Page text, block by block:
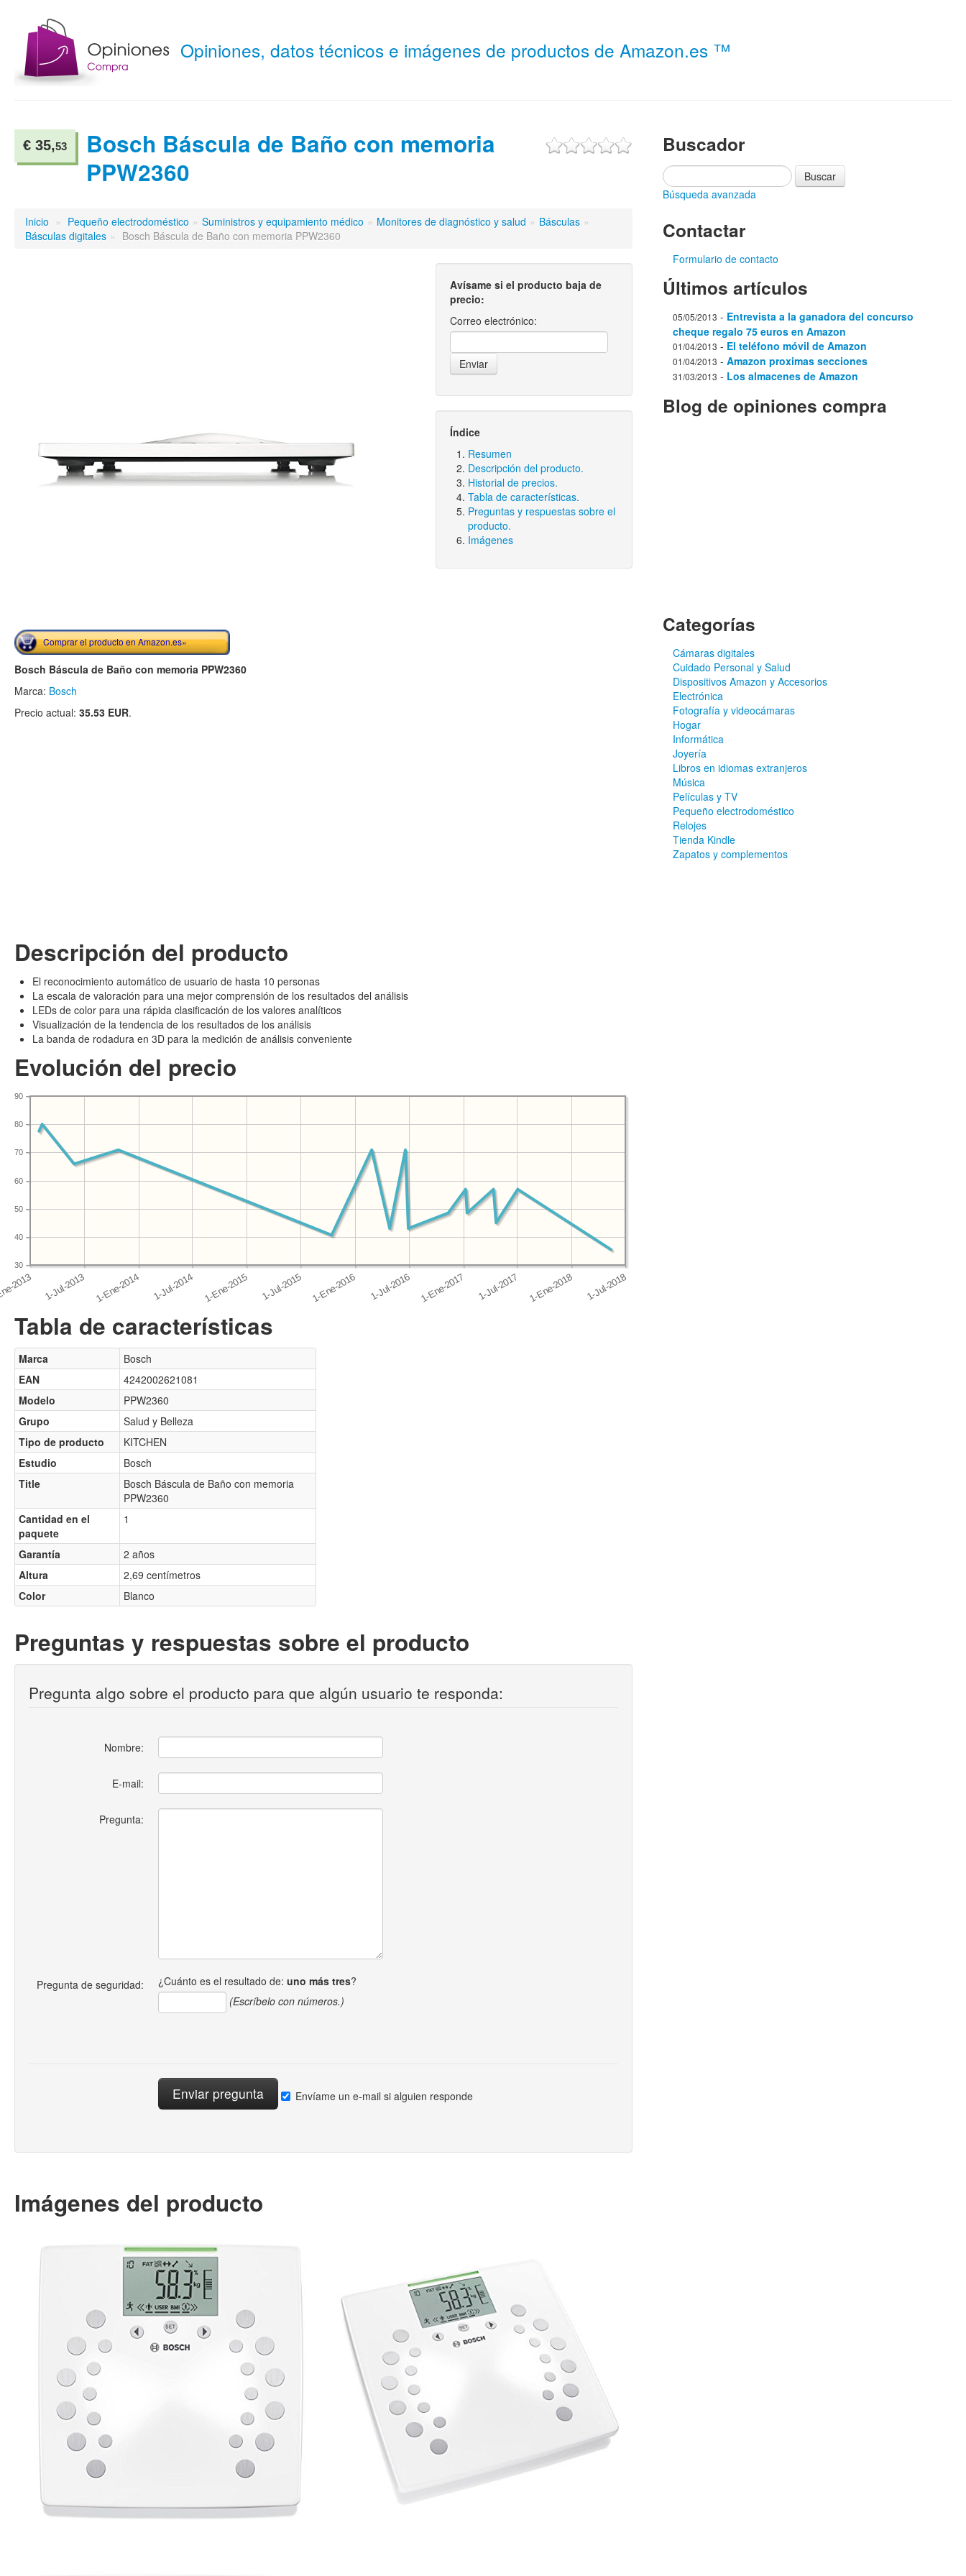
Opiniones, datos técnicos e imágenes de productos de Amazon.es ™
€ 35,53
Bosch Báscula de Baño con memoria
PPW2360
Inicio » Pequeño electrodoméstico » Suministros y equipamiento médico » Monitores de diagnóstico y salud » Básculas »
Básculas digitales » Bosch Báscula de Baño con memoria PPW2360
Avísame si el producto baja de
precio:
Correo electrónico:
Índice
Resumen
Descripción del producto.
Historial de precios.
Tabla de características.
Preguntas y respuestas sobre el
producto.
Imágenes
Comprar el producto en Amazon.es»
Bosch Báscula de Baño con memoria PPW2360
Marca: Bosch
Precio actual: 35.53 EUR.
Descripción del producto
El reconocimiento automático de usuario de hasta 10 personas
La escala de valoración para una mejor comprensión de los resultados del análisis
LEDs de color para una rápida clasificación de los valores analíticos
Visualización de la tendencia de los resultados de los análisis
La banda de rodadura en 3D para la medición de análisis conveniente
Evolución del precio
30
40
50
60
70
80
90
Tabla de características
Marca
Bosch
EAN
4242002621081
Modelo
PPW2360
Grupo
Salud y Belleza
Tipo de producto
KITCHEN
Estudio
Bosch
Title
Bosch Báscula de Baño con memoria
PPW2360
Cantidad en el
paquete
1
Garantía
2 años
Altura
2,69 centímetros
Color
Blanco
Preguntas y respuestas sobre el producto
Pregunta algo sobre el producto para que algún usuario te responda:
Nombre:
E-mail:
Pregunta:
Pregunta de seguridad: ¿Cuánto es el resultado de: uno más tres?
(Escríbelo con números.)
Envíame un e-mail si alguien responde
Imágenes del producto
Buscador
Búsqueda avanzada
Contactar
Formulario de contacto
Últimos artículos
05/05/2013 - Entrevista a la ganadora del concurso
cheque regalo 75 euros en Amazon
01/04/2013 - El teléfono móvil de Amazon
01/04/2013 - Amazon proximas secciones
31/03/2013 - Los almacenes de Amazon
Blog de opiniones compra
Categorías
Cámaras digitales
Cuidado Personal y Salud
Dispositivos Amazon y Accesorios
Electrónica
Fotografía y videocámaras
Hogar
Informática
Joyería
Libros en idiomas extranjeros
Música
Películas y TV
Pequeño electrodoméstico
Relojes
Tienda Kindle
Zapatos y complementos